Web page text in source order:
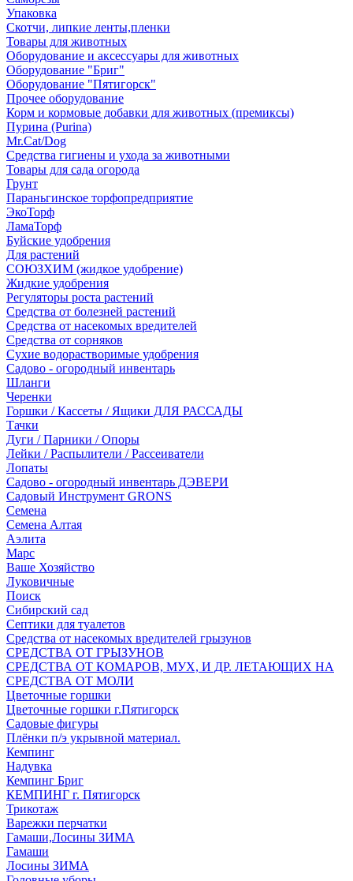
Упаковка
Скотчи, липкие ленты,пленки
Товары для животных
Оборудование и аксессуары для животных
Оборудование "Бриг"
Оборудование "Пятигорск"
Прочее оборудование
Корм и кормовые добавки для животных (премиксы)
Пурина (Purina)
Mr.Cat/Dog
Средства гигиены и ухода за животными
Товары для сада огорода
Грунт
Параньгинское торфопредприятие
ЭкоТорф
ЛамаТорф
Буйские удобрения
Для растений
СОЮЗХИМ (жидкое удобрение)
Жидкие удобрения
Регуляторы роста растений
Средства от болезней растений
Средства от насекомых вредителей
Средства от сорняков
Сухие водорастворимые удобрения
Садово - огородный инвентарь
Шланги
Черенки
Горшки / Кассеты / Ящики ДЛЯ РАССАДЫ
Тачки
Дуги / Парники / Опоры
Лейки / Распылители / Рассеиватели
Лопаты
Садово - огородный инвентарь ДЭВЕРИ
Садовый Инструмент GRONS
Семена
Семена Алтая
Аэлита
Марс
Ваше Хозяйство
Луковичные
Поиск
Сибирский сад
Септики для туалетов
Средства от насекомых вредителей грызунов
СPEДСТВА ОТ ГРЫЗУНОВ
СРЕДСТВА ОТ КОМАРОВ, МУХ, И ДР. ЛЕТАЮЩИХ НА
СРЕДСТВА ОТ МОЛИ
Цветочные горшки
Цветочные горшки г.Пятигорск
Садовые фигуры
Плёнки п/э укрывной материал.
Кемпинг
Надувка
Кемпинг Бриг
КЕМПИНГ г. Пятигорск
Трикотаж
Варежки перчатки
Гамаши,Лосины ЗИМА
Гамаши
Лосины ЗИМА